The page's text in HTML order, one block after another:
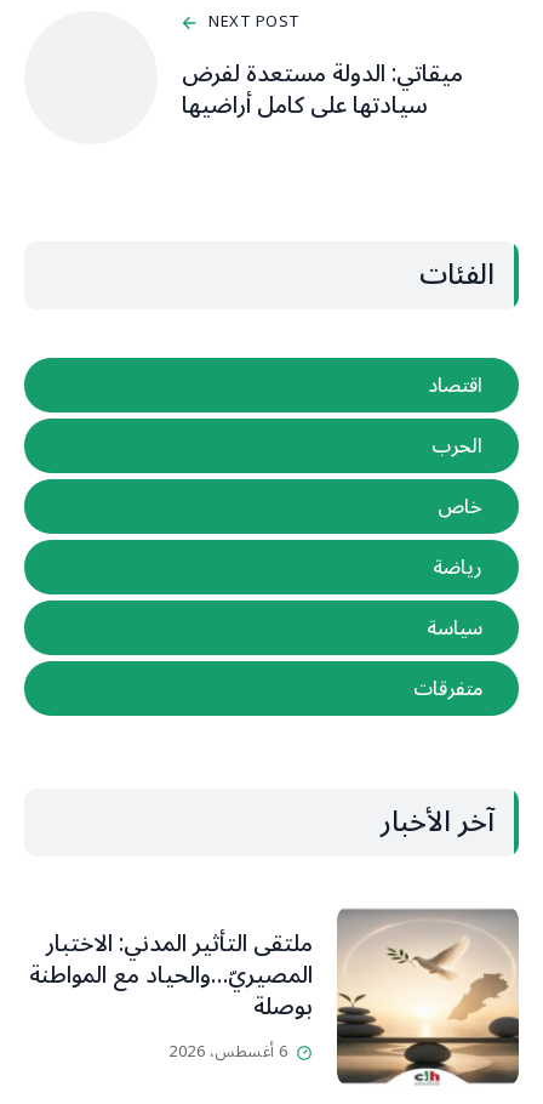
NEXT POST
ميقاتي: الدولة مستعدة لفرض
سيادتها على كامل أراضيها
الفئات
اقتصاد
الحرب
خاص
رياضة
سياسة
متفرقات
آخر الأخبار
ملتقى التأثير المدني: الاختبار
المصيريّ…والحياد مع المواطنة
بوصلة
6 أغسطس، 2026